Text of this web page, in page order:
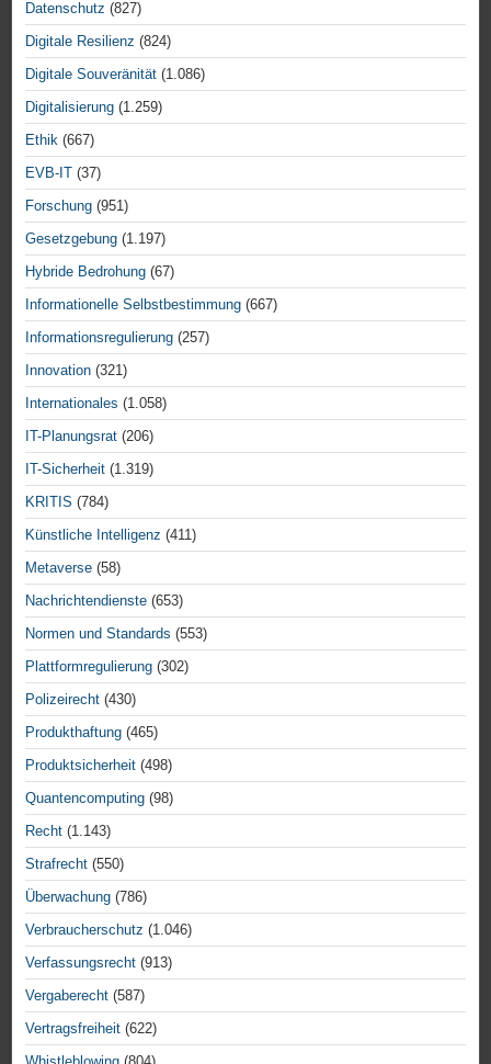
Datenschutz (827)
Digitale Resilienz (824)
Digitale Souveränität (1.086)
Digitalisierung (1.259)
Ethik (667)
EVB-IT (37)
Forschung (951)
Gesetzgebung (1.197)
Hybride Bedrohung (67)
Informationelle Selbstbestimmung (667)
Informationsregulierung (257)
Innovation (321)
Internationales (1.058)
IT-Planungsrat (206)
IT-Sicherheit (1.319)
KRITIS (784)
Künstliche Intelligenz (411)
Metaverse (58)
Nachrichtendienste (653)
Normen und Standards (553)
Plattformregulierung (302)
Polizeirecht (430)
Produkthaftung (465)
Produktsicherheit (498)
Quantencomputing (98)
Recht (1.143)
Strafrecht (550)
Überwachung (786)
Verbraucherschutz (1.046)
Verfassungsrecht (913)
Vergaberecht (587)
Vertragsfreiheit (622)